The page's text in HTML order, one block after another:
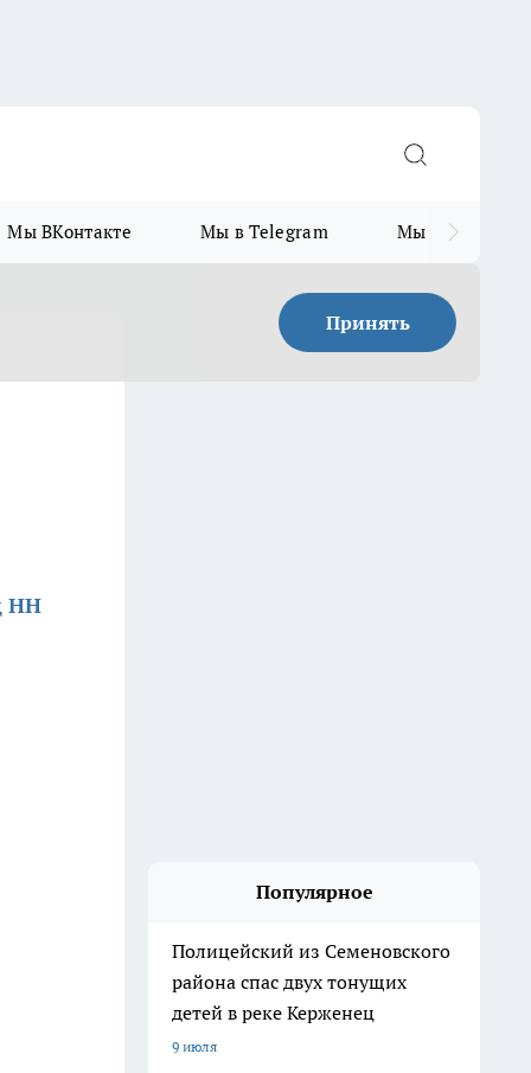
Мы ВКонтакте Мы в Telegram Мы в MAX
Принять
НН
Популярное
Полицейский из Семеновского
района спас двух тонущих
детей в реке Керженец
9 июля